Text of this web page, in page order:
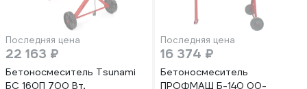
Последняя цена
22 163 ₽
Бетоносмеситель Tsunami
БС 160П 700 Вт,
Последняя цена
16 374 ₽
Бетоносмеситель
ПРОФМАШ Б-140 00-